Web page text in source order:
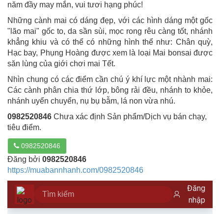
năm đầy may mắn, vui tươi hạng phúc!
Những cành mai có dáng đẹp, với các hình dáng một gốc
"lão mai" gốc to, da sần sùi, mọc rong rêu càng tốt, nhánh
khẳng khiu và có thể có những hình thể như: Chân quỳ,
Hạc bay, Phụng Hoàng được xem là loại Mai bonsai được
săn lùng của giới chơi mai Tết.
Nhìn chung có các điểm cần chú ý khí lực một nhành mai:
Các cành phân chia thứ lớp, bông rải đều, nhánh to khỏe,
nhánh uyển chuyển, nụ bụ bẫm, lá non vừa nhú.
0982520846 Chưa xác định Sản phẩm/Dịch vụ bán chạy,
tiêu điểm.
0982520846
Đăng bởi 0982520846
https://muabannhanh.com/0982520846